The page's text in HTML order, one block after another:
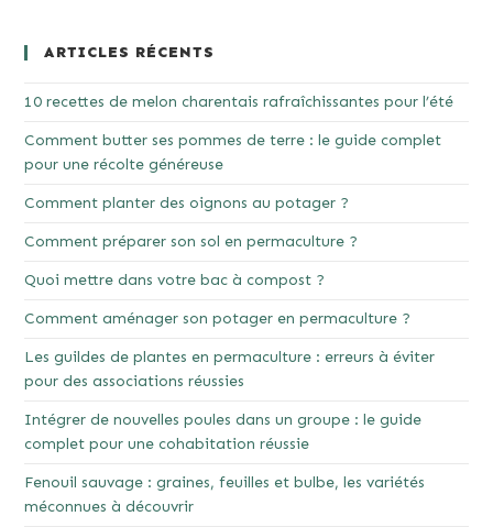
ARTICLES RÉCENTS
10 recettes de melon charentais rafraîchissantes pour l’été
Comment butter ses pommes de terre : le guide complet
pour une récolte généreuse
Comment planter des oignons au potager ?
Comment préparer son sol en permaculture ?
Quoi mettre dans votre bac à compost ?
Comment aménager son potager en permaculture ?
Les guildes de plantes en permaculture : erreurs à éviter
pour des associations réussies
Intégrer de nouvelles poules dans un groupe : le guide
complet pour une cohabitation réussie
Fenouil sauvage : graines, feuilles et bulbe, les variétés
méconnues à découvrir